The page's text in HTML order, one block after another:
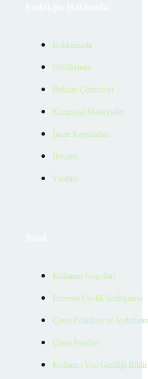
Hakkımızda
Ödüllerimiz
Reklam Çözümleri
Kurumsal Materyaller
İnsan Kaynakları
İletişim
Yardım
Kullanım Koşulları
Bireysel Üyelik Sözleşmesi
Çerez Politikası ve
Çerez Ayarları
Kullanıcı Veri Gizliliği